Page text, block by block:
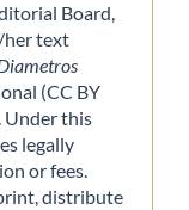
Board,
her text
(CC BY
Under this
legally
or fees.
distribute